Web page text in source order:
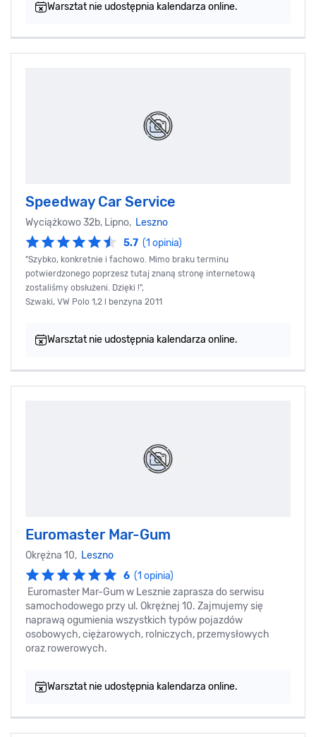
Warsztat nie udostępnia kalendarza online.
Speedway Car Service
Wyciążkowo 32b, Lipno, Leszno
5.7 (1 opinia)
"Szybko, konkretnie i fachowo. Mimo braku terminu
potwierdzonego poprzesz tutaj znaną stronę internetową
zostaliśmy obsłużeni. Dzięki !",
Szwaki, VW Polo 1,2 l benzyna 2011
Warsztat nie udostępnia kalendarza online.
Euromaster Mar-Gum
Okrężna 10, Leszno
6 (1 opinia)
Euromaster Mar-Gum w Lesznie zaprasza do serwisu
samochodowego przy ul. Okrężnej 10. Zajmujemy się
naprawą ogumienia wszystkich typów pojazdów
osobowych, ciężarowych, rolniczych, przemysłowych
oraz rowerowych.
Warsztat nie udostępnia kalendarza online.